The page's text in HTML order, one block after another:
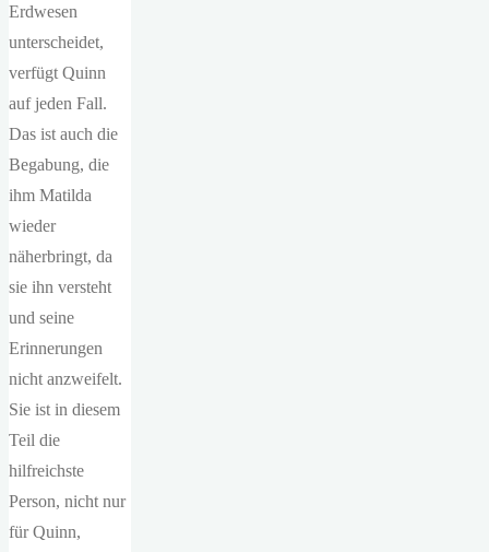
Erdwesen
unterscheidet,
verfügt Quinn
auf jeden Fall.
Das ist auch die
Begabung, die
ihm Matilda
wieder
näherbringt, da
sie ihn versteht
und seine
Erinnerungen
nicht anzweifelt.
Sie ist in diesem
Teil die
hilfreichste
Person, nicht nur
für Quinn,